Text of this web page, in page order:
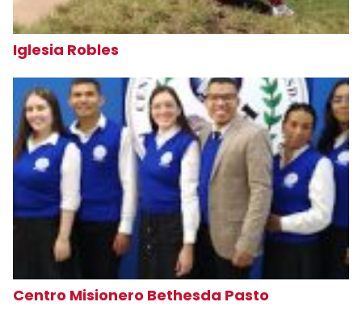
Iglesia Robles
Centro Misionero Bethesda Pasto